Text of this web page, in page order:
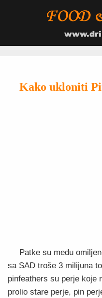
Kako ukloniti
Patke su među
sa SAD troše 3 milijuna
pinfeathers su perje koje
prolio stare perje, pin